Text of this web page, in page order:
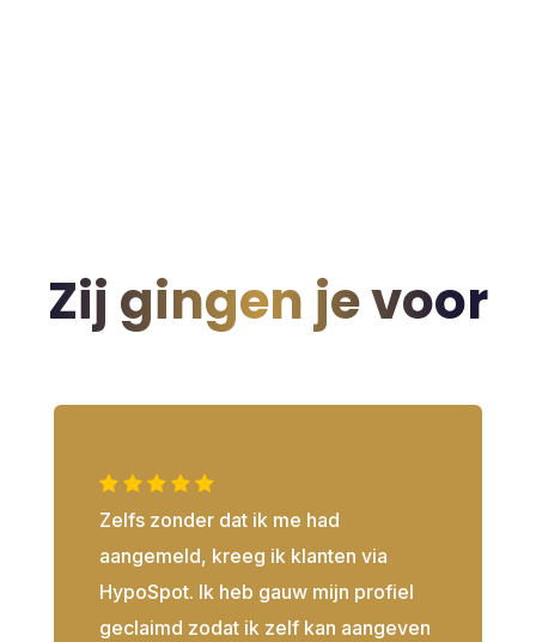
Zij gingen je voor
Zelfs zonder dat ik me had
aangemeld, kreeg ik klanten via
HypoSpot. Ik heb gauw mijn profiel
geclaimd zodat ik zelf kan aangeven